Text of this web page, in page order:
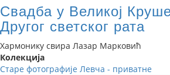
Свадба у Великој
Другог светског рата
Хармонику свира Лазар Марковић
Колекција
Старе фотографије Левча - приватне